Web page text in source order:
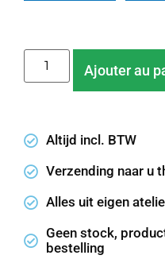
Ajouter au
Altijd incl. BTW
Verzending naar u
Alles uit eigen
Geen stock,
bestelling